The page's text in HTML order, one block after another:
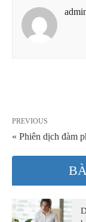
PREVIOUS
« Phiên dịch đàm